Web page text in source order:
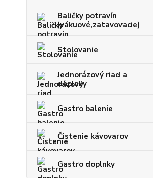
Baličky potravín
(vákuové,zatavovacie)
Stolovanie
Jednorázový riad a
doplnky
Gastro balenie
Čistenie kávovarov
Gastro doplnky